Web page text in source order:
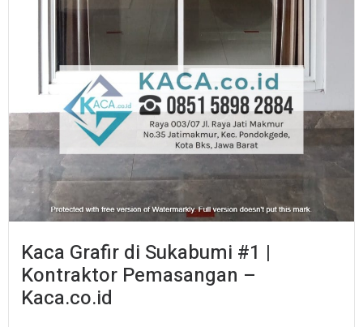
Kaca Grafir di Sukabumi #1 |
Kontraktor Pemasangan –
Kaca.co.id